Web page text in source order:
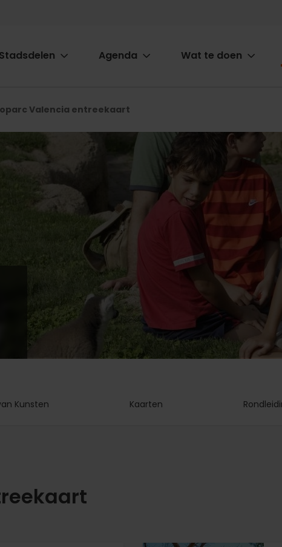
Stadsdelen Agenda Wat te doen
Valencia entreekaart
Kunsten Kaarten